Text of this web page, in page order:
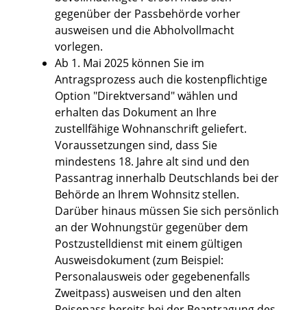
gegenüber der Passbehörde vorher
ausweisen und die Abholvollmacht
vorlegen.
Ab 1. Mai 2025 können Sie im
Antragsprozess auch die kostenpflichtige
Option "Direktversand" wählen und
erhalten das Dokument an Ihre
zustellfähige Wohnanschrift geliefert.
Voraussetzungen sind, dass Sie
mindestens 18. Jahre alt sind und den
Passantrag innerhalb Deutschlands bei der
Behörde an Ihrem Wohnsitz stellen.
Darüber hinaus müssen Sie sich persönlich
an der Wohnungstür gegenüber dem
Postzustelldienst mit einem gültigen
Ausweisdokument (zum Beispiel:
Personalausweis oder gegebenenfalls
Zweitpass) ausweisen und den alten